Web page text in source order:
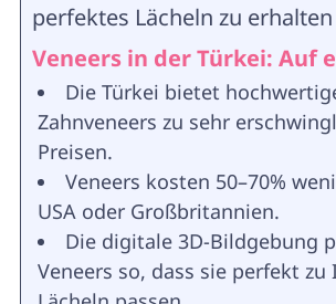
perfektes Lächeln zu erhalten
Veneers in der Türkei: Auf
Die Türkei bietet
Zahnveneers zu sehr
Preisen.
Veneers kosten 50–70%
USA oder Großbritannien.
Die digitale 3D-Bildgebung
Veneers so, dass sie perfekt zu